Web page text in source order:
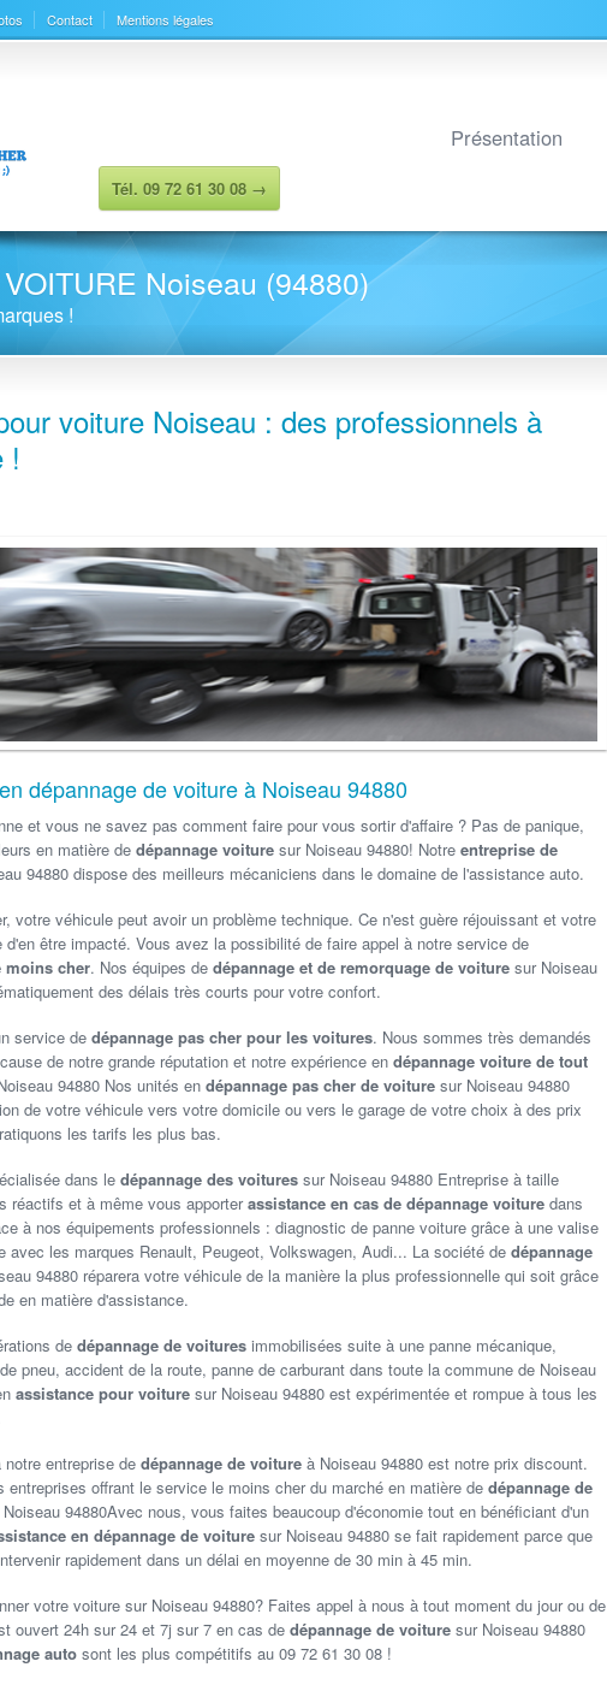
Contact Mentions légales
Tél. 09 72 61 30 08 →
Présentation
Noiseau (94880)
!
voiture Noiseau : des professionnels à
!
dépannage de voiture à Noiseau 94880
et vous ne savez pas comment faire pour vous sortir d'affaire ? Pas de panique,
en matière de dépannage voiture sur Noiseau 94880! Notre entreprise de
94880 dispose des meilleurs mécaniciens dans le domaine de l'assistance auto.
votre véhicule peut avoir un problème technique. Ce n'est guère réjouissant et votre
être impacté. Vous avez la possibilité de faire appel à notre service de
moins cher. Nos équipes de dépannage et de remorquage de voiture sur Noiseau
des délais très courts pour votre confort.
service de dépannage pas cher pour les voitures. Nous sommes très demandés
de notre grande réputation et notre expérience en dépannage voiture de tout
94880 Nos unités en dépannage pas cher de voiture sur Noiseau 94880
de votre véhicule vers votre domicile ou vers le garage de votre choix à des prix
les tarifs les plus bas.
dans le dépannage des voitures sur Noiseau 94880 Entreprise à taille
réactifs et à même vous apporterassistance en cas de dépannage voiture dans
à nos équipements professionnels : diagnostic de panne voiture grâce à une valise
avec les marques Renault, Peugeot, Volkswagen, Audi... La société de dépannage
94880 réparera votre véhicule de la manière la plus professionnelle qui soit grâce
en matière d'assistance.
de dépannage de voitures immobilisées suite à une panne mécanique,
pneu, accident de la route, panne de carburant dans toute la commune de Noiseau
assistance pour voiture sur Noiseau 94880 est expérimentée et rompue à tous les
entreprise de dépannage de voiture à Noiseau 94880 est notre prix discount.
entreprises offrant le service le moins cher du marché en matière de dépannage de
94880Avec nous, vous faites beaucoup d'économie tout en bénéficiant d'un
en dépannage de voiture sur Noiseau 94880 se fait rapidement parce que
rapidement dans un délai en moyenne de 30 min à 45 min.
votre voiture sur Noiseau 94880? Faites appel à nous à tout moment du jour ou de
ouvert 24h sur 24 et 7j sur 7 en cas de dépannage de voiture sur Noiseau 94880
auto sont les plus compétitifs au 09 72 61 30 08 !